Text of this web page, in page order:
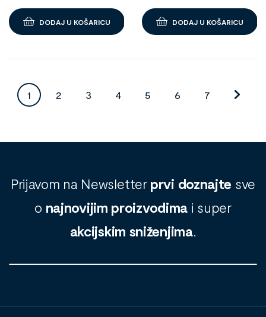
DODAJ U KOŠARICU DODAJ U KOŠARICU
1 2 3 4 5 6 7
Prijavom na Newsletter prvi doznajte sve
o najnovijim proizvodima i super
akcijskim sniženjima.